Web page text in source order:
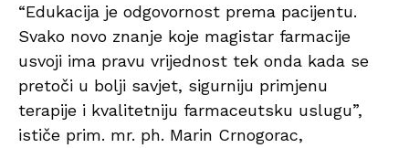
“Edukacija je odgovornost prema pacijentu.
Svako novo znanje koje magistar farmacije
usvoji ima pravu vrijednost tek onda kada se
pretoči u bolji savjet, sigurniju primjenu
terapije i kvalitetniju farmaceutsku uslugu”,
ističe prim. mr. ph. Marin Crnogorac,